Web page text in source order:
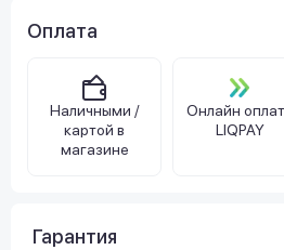
Оплата
Наличными /
картой в
магазине
Онлайн
LIQPAY
Гарантия